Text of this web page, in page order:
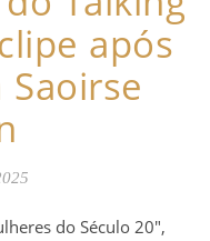
após